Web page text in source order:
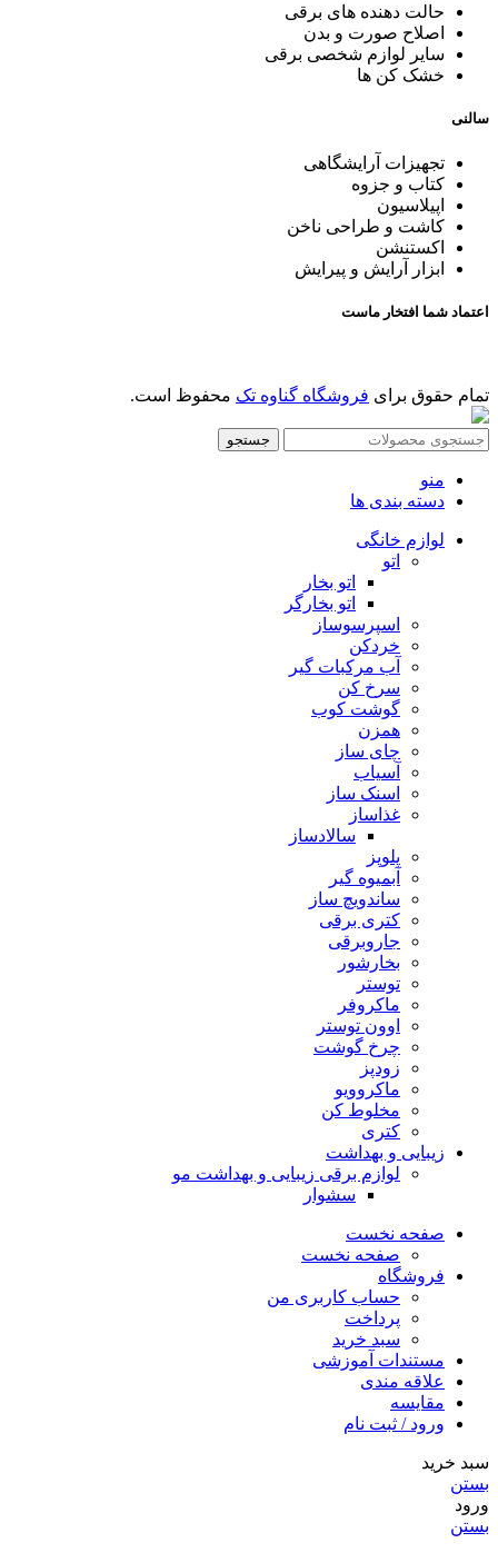
حالت دهنده های برقی
اصلاح صورت و بدن
سایر لوازم شخصی برقی
خشک کن ها
سالنی
تجهیزات آرایشگاهی
کتاب و جزوه
اپیلاسیون
کاشت و طراحی ناخن
اکستنشن
ابزار آرایش و پیرایش
اعتماد شما افتخار ماست
تمام حقوق برای فروشگاه گناوه تک محفوظ است.
جستجو
منو
دسته بندی ها
لوازم خانگی
اتو
اتو بخار
اتو بخارگر
اسپرسوساز
خردکن
آب مرکبات گیر
سرخ کن
گوشت کوب
همزن
چای ساز
آسیاب
اسنک ساز
غذاساز
سالادساز
پلوپز
آبمیوه گیر
ساندویچ ساز
کتری برقی
جاروبرقی
بخارشور
توستر
ماکروفر
اوون توستر
چرخ گوشت
زودپز
ماکروویو
مخلوط کن
کتری
زیبایی و بهداشت
لوازم برقی زیبایی و بهداشت مو
سشوار
صفحه نخست
صفحه نخست
فروشگاه
حساب کاربری من
پرداخت
سبد خرید
مستندات آموزشی
علاقه مندی
مقایسه
ورود / ثبت نام
سبد خرید
بستن
ورود
بستن